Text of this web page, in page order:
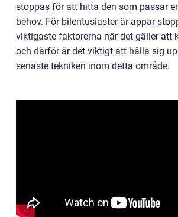
stoppas för att hitta den som passar
behov. För bilentusiaster är appar
viktigaste faktorerna när det gäller att
och därför är det viktigt att hålla sig
senaste tekniken inom detta område.